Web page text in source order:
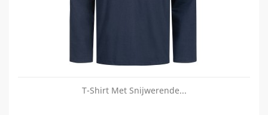
T-Shirt Met Snijwerende...